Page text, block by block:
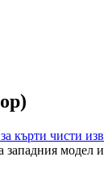
кърти чисти
западния